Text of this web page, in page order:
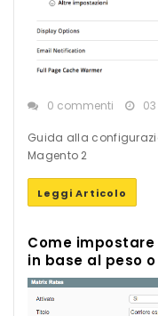
0 commenti
Guida alla
Magento 2
Leggi Articolo
Come
in base al peso